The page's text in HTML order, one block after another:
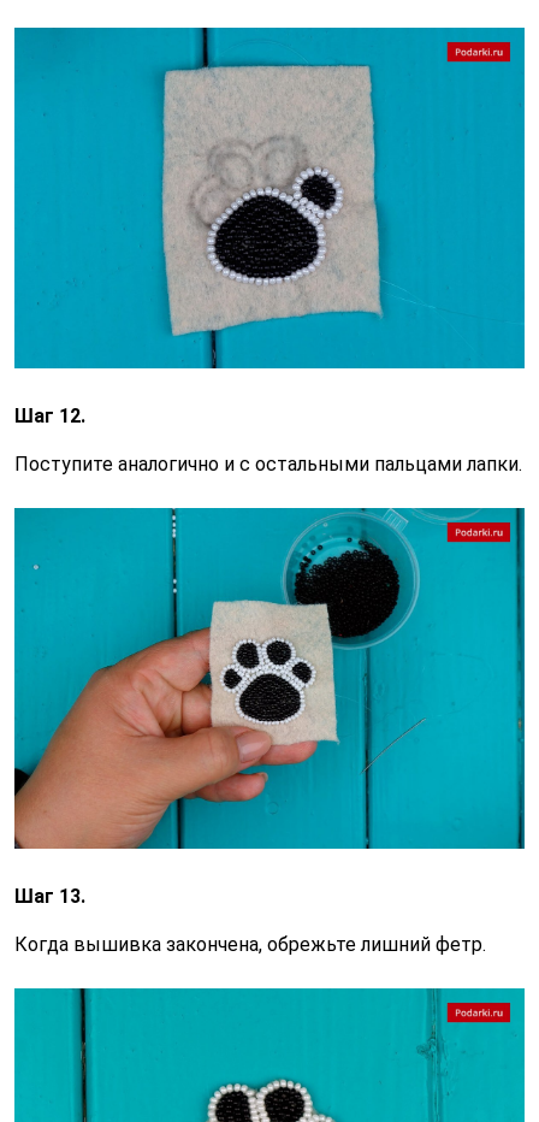
Шаг 12.
Поступите аналогично и с остальными пальцами лапки.
Шаг 13.
Когда вышивка закончена, обрежьте лишний фетр.